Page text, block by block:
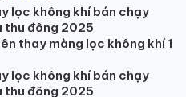
điều hòa nối ống gió là
cho công trình của Bạn.
Điều hòa giấu trần
hợp lắp đặt cho căn
lọc không khí bán chạy
thu đông 2025
thay màng lọc không khí 1
lọc không khí bán chạy
thu đông 2025